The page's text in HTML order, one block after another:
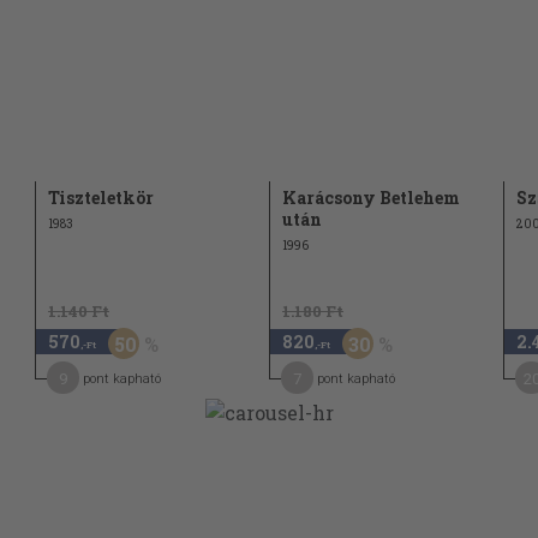
Tiszteletkör
1983
1.140 Ft
570 ,-Ft 50
pont kapható
Karácsony Betlehem
után
1996
1.180 Ft
820 ,-Ft 30
pont kapható